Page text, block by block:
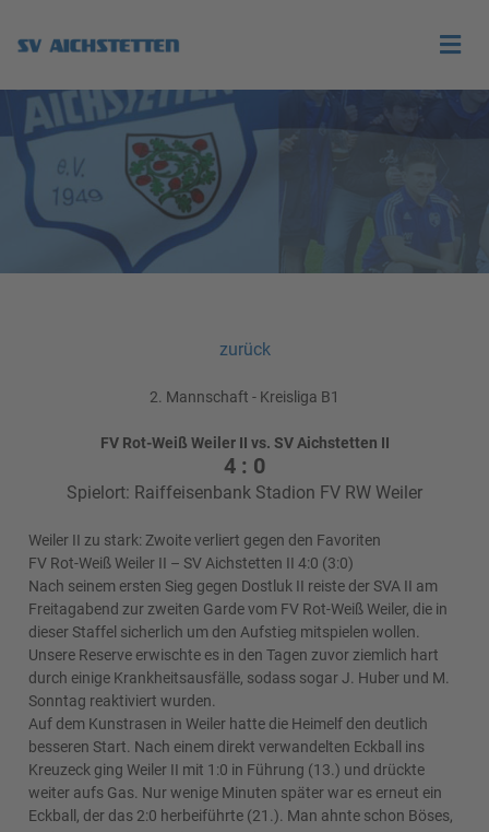
zurück
2. Mannschaft - Kreisliga B1
FV Rot-Weiß Weiler II vs. SV Aichstetten II
4 : 0
Spielort: Raiffeisenbank Stadion FV RW Weiler
Weiler II zu stark: Zwoite verliert gegen den Favoriten
FV Rot-Weiß Weiler II – SV Aichstetten II 4:0 (3:0)
Nach seinem ersten Sieg gegen Dostluk II reiste der SVA II am
Freitagabend zur zweiten Garde vom FV Rot-Weiß Weiler, die in
dieser Staffel sicherlich um den Aufstieg mitspielen wollen.
Unsere Reserve erwischte es in den Tagen zuvor ziemlich hart
durch einige Krankheitsausfälle, sodass sogar J. Huber und M.
Sonntag reaktiviert wurden.
Auf dem Kunstrasen in Weiler hatte die Heimelf den deutlich
besseren Start. Nach einem direkt verwandelten Eckball ins
Kreuzeck ging Weiler II mit 1:0 in Führung (13.) und drückte
weiter aufs Gas. Nur wenige Minuten später war es erneut ein
Eckball, der das 2:0 herbeiführte (21.). Man ahnte schon Böses,